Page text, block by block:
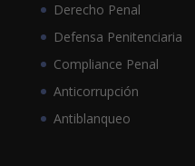
Derecho Penal
Defensa Penitenciaria
Compliance Penal
Anticorrupción
Antiblanqueo